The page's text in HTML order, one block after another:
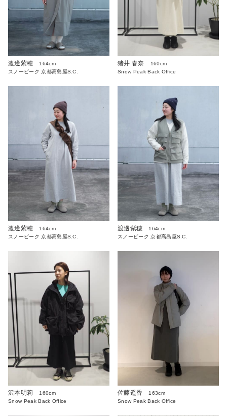
渡邊紫穂
164cm
スノーピーク 京都高島屋S.C.
猪井 春奈
160cm
Snow Peak Back Office
渡邊紫穂
164cm
スノーピーク 京都高島屋S.C.
渡邊紫穂
164cm
スノーピーク 京都高島屋S.C.
沢本明莉
160cm
Snow Peak Back Office
佐藤遥香
163cm
Snow Peak Back Office